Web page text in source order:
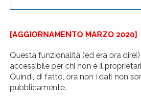
[AGGIORNAMENTO MARZO 2020]
Questa funzionalità (ed era ora
accessibile per chi non è il
Quindi, di fatto, ora non i dati non
pubblicamente.